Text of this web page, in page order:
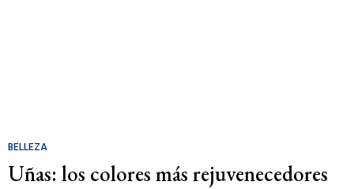
BELLEZA
Uñas: los colores más rejuvenecedores